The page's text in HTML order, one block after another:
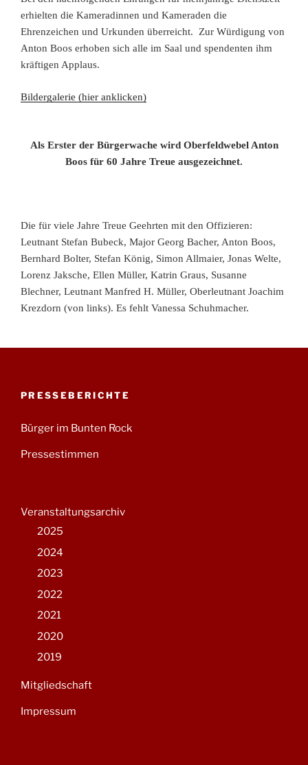
erhielten die Kameradinnen und Kameraden die
Ehrenzeichen und Urkunden überreicht. Zur Würdigung von
Anton Boos erhoben sich alle im Saal und spendenten ihm
kräftigen Applaus.
Bildergalerie (hier anklicken)
Als Erster der Bürgerwache wird Oberfeldwebel Anton
Boos für 60 Jahre Treue ausgezeichnet.
Die für viele Jahre Treue Geehrten mit den Offizieren:
Leutnant Stefan Bubeck, Major Georg Bacher, Anton Boos,
Bernhard Bolter, Stefan König, Simon Allmaier, Jonas Welte,
Lorenz Jaksche, Ellen Müller, Katrin Graus, Susanne
Blechner, Leutnant Manfred H. Müller, Oberleutnant Joachim
Krezdorn (von links). Es fehlt Vanessa Schuhmacher.
PRESSEBERICHTE
Bürger im Bunten Rock
Pressestimmen
Veranstaltungsarchiv
2025
2024
2023
2022
2021
2020
2019
Mitgliedschaft
Impressum